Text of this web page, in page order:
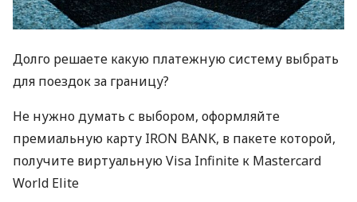
Долго решаете какую платежную систему выбрать
для поездок за границу?
Не нужно думать с выбором, оформляйте
премиальную карту IRON BANK, в пакете которой,
получите виртуальную Visa Infinite к Mastercard
World Elite